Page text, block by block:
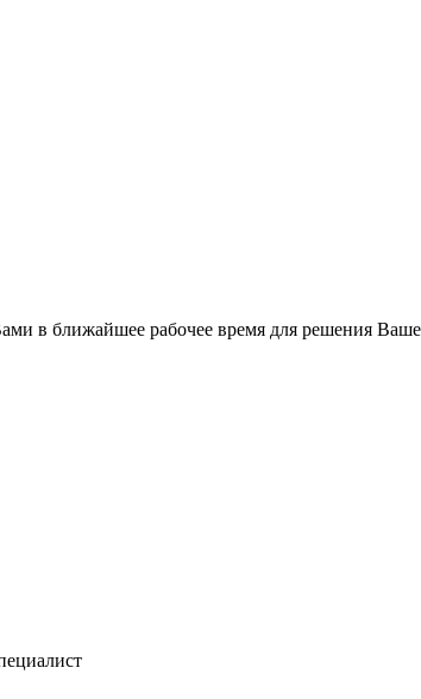
в ближайшее рабочее время для решения